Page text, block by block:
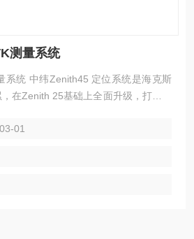
测量系统
系统 中纬Zenith45 定位系统是海克斯
在Zenith 25基础上全面升级，打造的
01